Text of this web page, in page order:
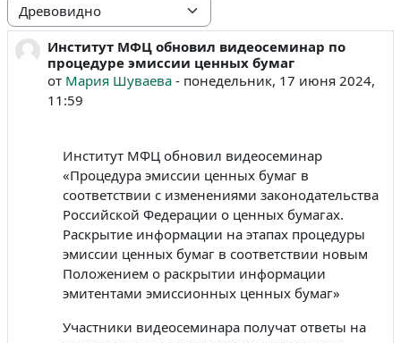
Режим отображения
Институт МФЦ обновил видеосеминар по
процедуре эмиссии ценных бумаг
от Мария Шуваева- понедельник, 17 июня 2024,
11:59
Количество ответов: 0
Институт МФЦ обновил видеосеминар
«Процедура эмиссии ценных бумаг в
соответствии с изменениями законодательства
Российской Федерации о ценных бумагах.
Раскрытие информации на этапах процедуры
эмиссии ценных бумаг в соответствии новым
Положением о раскрытии информации
эмитентами эмиссионных ценных бумаг»
Участники видеосеминара получат ответы на